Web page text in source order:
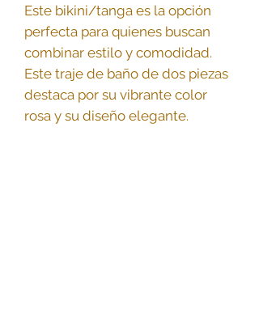
Este bikini/tanga es la opción
perfecta para quienes buscan
combinar estilo y comodidad.
Este traje de baño de dos piezas
destaca por su vibrante color
rosa y su diseño elegante.